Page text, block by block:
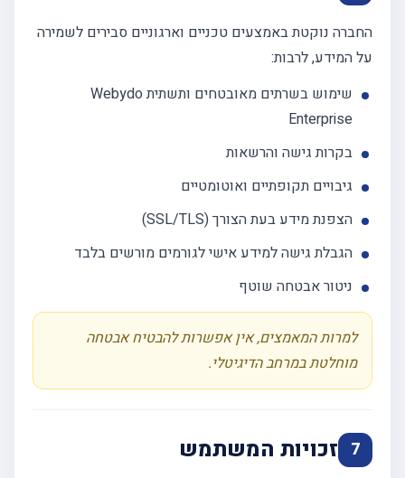
החברה נוקטת באמצעים טכניים וארגוניים סבירים לשמירה
על המידע, לרבות:
שימוש בשרתים מאובטחים ותשתית Webydo
Enterprise
בקרות גישה והרשאות
גיבויים תקופתיים ואוטומטיים
הצפנת מידע בעת הצורך (SSL/TLS)
הגבלת גישה למידע אישי לגורמים מורשים בלבד
ניטור אבטחה שוטף
למרות המאמצים, אין אפשרות להבטיח אבטחה
מוחלטת במרחב הדיגיטלי.
7 זכויות המשתמש